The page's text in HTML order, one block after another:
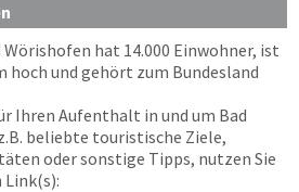
hat 14.000 Einwohner, ist
hoch und gehört zum Bundesland
Ihren Aufenthalt in und um Bad
beliebte touristische Ziele,
oder sonstige Tipps, nutzen Sie